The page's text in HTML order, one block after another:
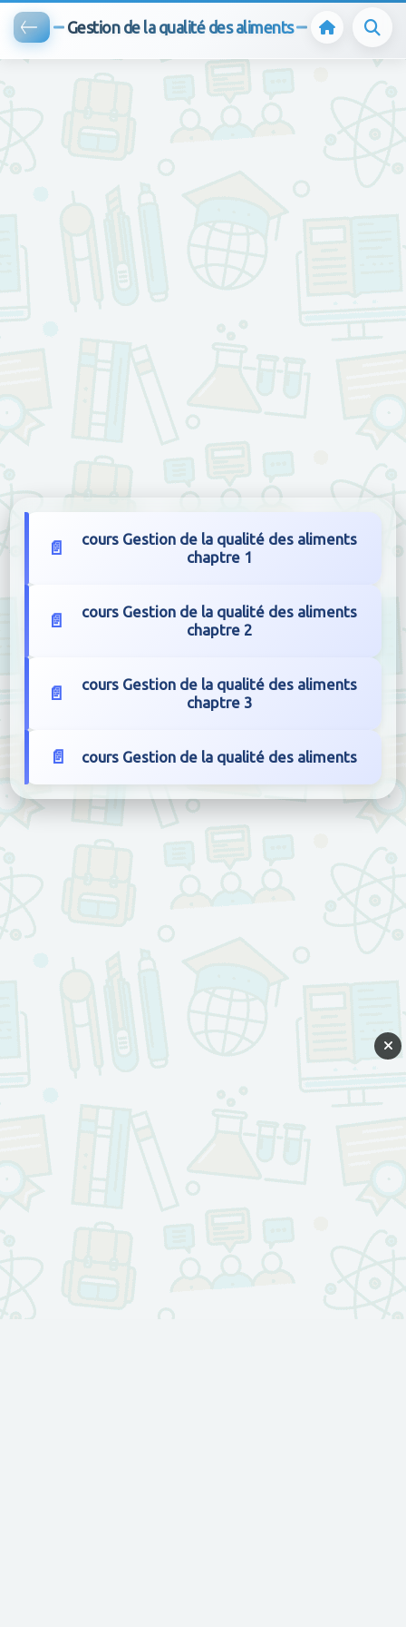
Gestion de la qualité des aliments
cours Gestion de la qualité des aliments
chaptre 1
cours Gestion de la qualité des aliments
chaptre 2
cours Gestion de la qualité des aliments
chaptre 3
cours Gestion de la qualité des aliments